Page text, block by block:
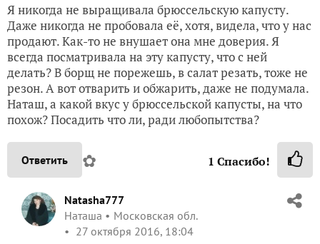
Я никогда не выращивала брюссельскую капусту.
Даже никогда не пробовала её, хотя, видела, что у нас
продают. Как-то не внушает она мне доверия. Я
всегда посматривала на эту капусту, что с ней
делать? В борщ не порежешь, в салат резать, тоже не
резон. А вот отварить и обжарить, даже не подумала.
Наташ, а какой вкус у брюссельской капусты, на что
похож? Посадить что ли, ради любопытства?
Ответить ✿ 1 Спасибо!
Natasha777
Наташа
Московская обл.
27 октября 2016, 18:04